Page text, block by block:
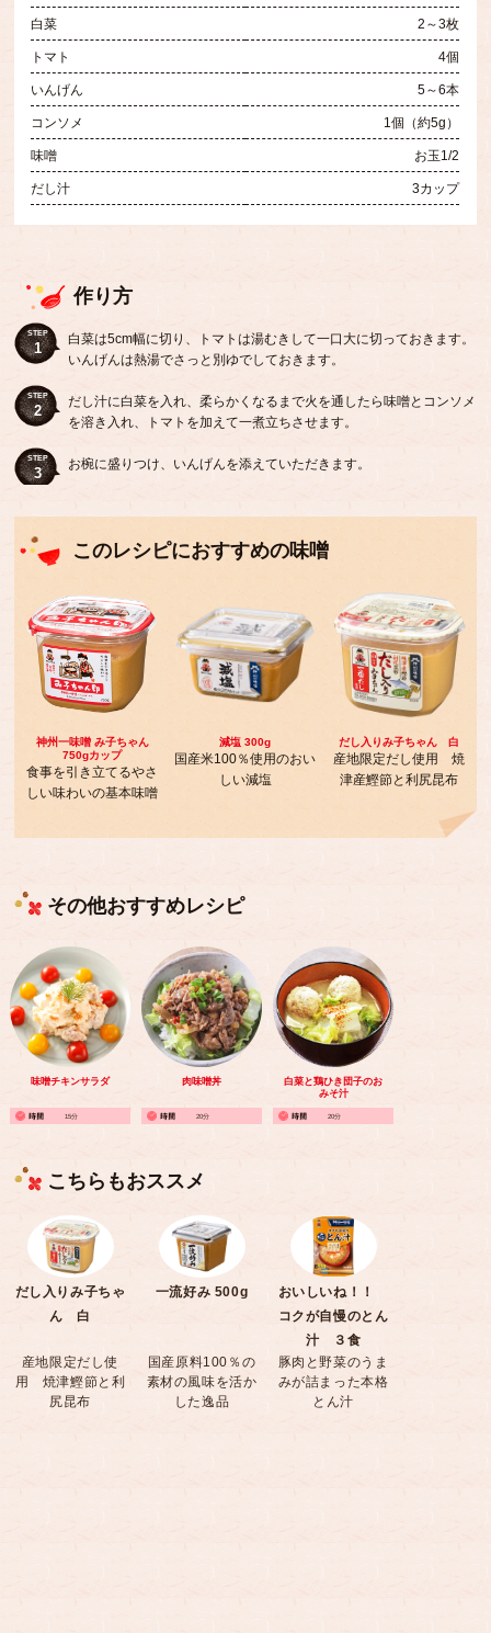
白菜 2～3枚
トマト 4個
いんげん 5～6本
コンソメ 1個（約5g）
味噌 お玉1/2
だし汁 3カップ
作り方
STEP
1
白菜は5cm幅に切り、トマトは湯むきして一口大に切っておきます。
いんげんは熱湯でさっと別ゆでしておきます。
STEP
2
だし汁に白菜を入れ、柔らかくなるまで火を通したら味噌とコンソメ
を溶き入れ、トマトを加えて一煮立ちさせます。
STEP
3
お椀に盛りつけ、いんげんを添えていただきます。
このレシピにおすすめの味噌
神州一味噌 み子ちゃん
750gカップ
食事を引き立てるやさ
しい味わいの基本味噌
減塩 300g
国産米100％使用のおい
しい減塩
だし入りみ子ちゃん 白
産地限定だし使用 焼
津産鰹節と利尻昆布
その他おすすめレシピ
味噌チキンサラダ
15分
肉味噌丼
20分
白菜と鶏ひき団子のお
みそ汁
20分
こちらもおススメ
だし入りみ子ちゃ
ん 白
産地限定だし使
用 焼津鰹節と利
尻昆布
一流好み 500g
国産原料100％の
素材の風味を活か
した逸品
おいしいね！！
コクが自慢のとん
汁 ３食
豚肉と野菜のうま
みが詰まった本格
とん汁